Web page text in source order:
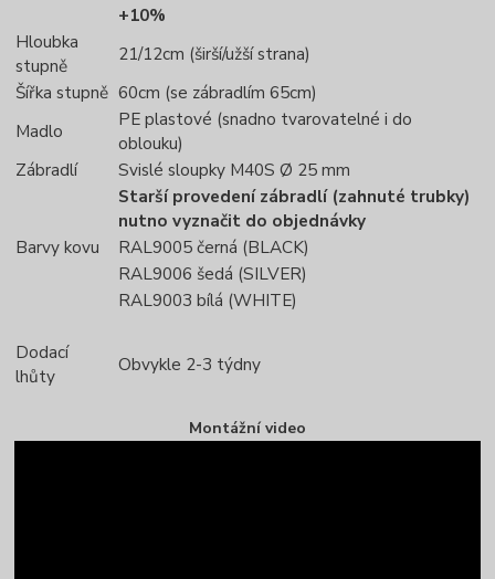
+10%
Hloubka
stupně
21/12cm (širší/užší strana)
Šířka stupně 60cm (se zábradlím 65cm)
Madlo
PE plastové (snadno tvarovatelné i do
oblouku)
Zábradlí
Svislé sloupky M40S Ø 25 mm
Starší provedení zábradlí (zahnuté trubky)
nutno vyznačit do objednávky
Barvy kovu
RAL9005 černá (BLACK)
RAL9006 šedá (SILVER)
RAL9003 bílá (WHITE)
Dodací
lhůty
Obvykle 2-3 týdny
Montážní video